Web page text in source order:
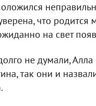
что
на свет
не думали,
так они и